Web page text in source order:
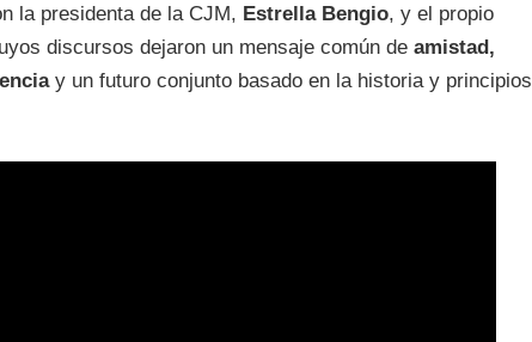
la presidenta de la CJM, Estrella Bengio, y el propio
discursos dejaron un mensaje común deamistad,
y un futuro conjunto basado en la historia y principios